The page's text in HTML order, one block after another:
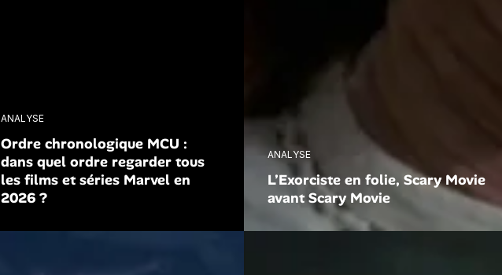
ANALYSE
Ordre chronologique MCU :
dans quel ordre regarder tous
les films et séries Marvel en
2026 ?
ANALYSE
L’Exorciste en folie, Scary Movie
avant Scary Movie